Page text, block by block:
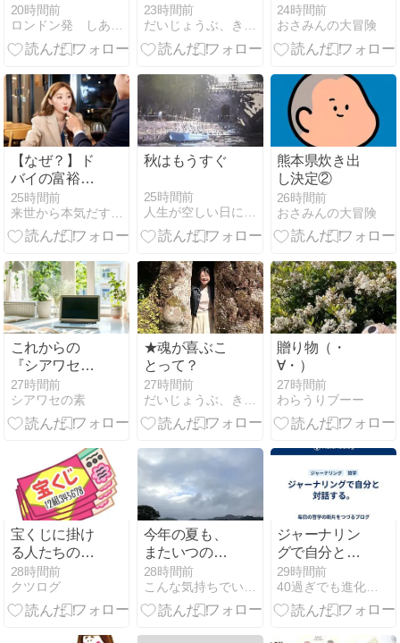
合目まで
20時間前
ロンドン発 しあわせの見つけ方
お茶会in京都
23時間前
だいじょうぶ、きっと飛び立てる。
24時間前
おさみんの大冒険
【なぜ？】ド
バイの富裕層
に「虎屋のよ
うかん」が飛
ぶように売れ
に。
25時間前
秋はもうすぐ
25時間前
熊本県炊き出
し決定②
26時間前
おさみんの大冒険
これからの
『シアワセの
素』について
27時間前
シアワセの素
★魂が喜ぶこ
とって？
27時間前
贈り物（・
∀・）
27時間前
わらうりブーー
宝くじに掛け
る人たちの思
考 一発逆転
28時間前
クツログ
今年の夏も、
またいつの間
にか過ぎてゆ
くのか
28時間前
ジャーナリン
グで自分と対
話する。
29時間前
40過ぎでも進化する為の実践ブログ